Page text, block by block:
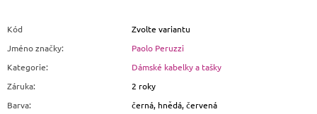
Kód
Zvolte variantu
Jméno značky:
Paolo Peruzzi
Kategorie:
Dámské kabelky a tašky
Záruka:
2 roky
Barva:
černá, hnědá, červená